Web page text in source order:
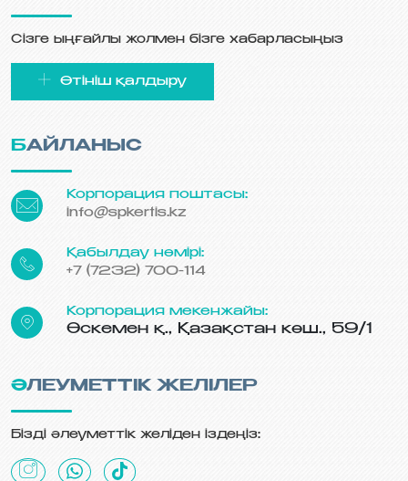
Сізге ыңғайлы жолмен бізге хабарласыңыз
Өтініш қалдыру
БАЙЛАНЫС
Корпорация поштасы:
info@spkertis.kz
Қабылдау нөмірі:
+7 (7232) 700-114
Корпорация мекенжайы:
Өскемен қ., Қазақстан көш., 59/1
ӘЛЕУМЕТТІК ЖЕЛІЛЕР
Бізді әлеуметтік желіден іздеңіз: